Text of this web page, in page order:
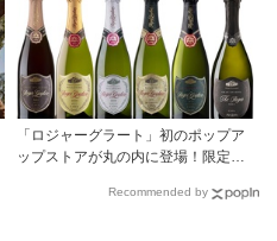
「ロジャーグラート」初のポップア
ップストアが丸の内に登場！限定キ
Recommended by